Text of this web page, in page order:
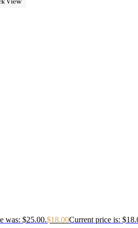
was: $25.00.$18.00Current price is: